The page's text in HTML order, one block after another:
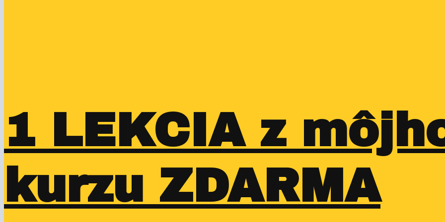
1 LEKCIA z
kurzu ZDARMA